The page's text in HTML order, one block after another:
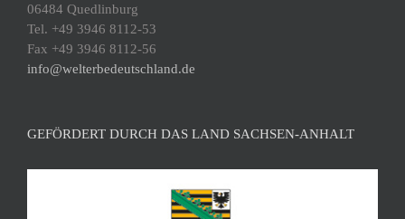
06484 Quedlinburg
Tel. +49 3946 8112-53
Fax +49 3946 8112-56
info@welterbedeutschland.de
GEFÖRDERT DURCH DAS LAND SACHSEN-ANHALT